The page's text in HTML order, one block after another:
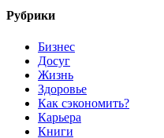
Рубрики
Бизнес
Досуг
Жизнь
Здоровье
Как сэкономить?
Карьера
Книги